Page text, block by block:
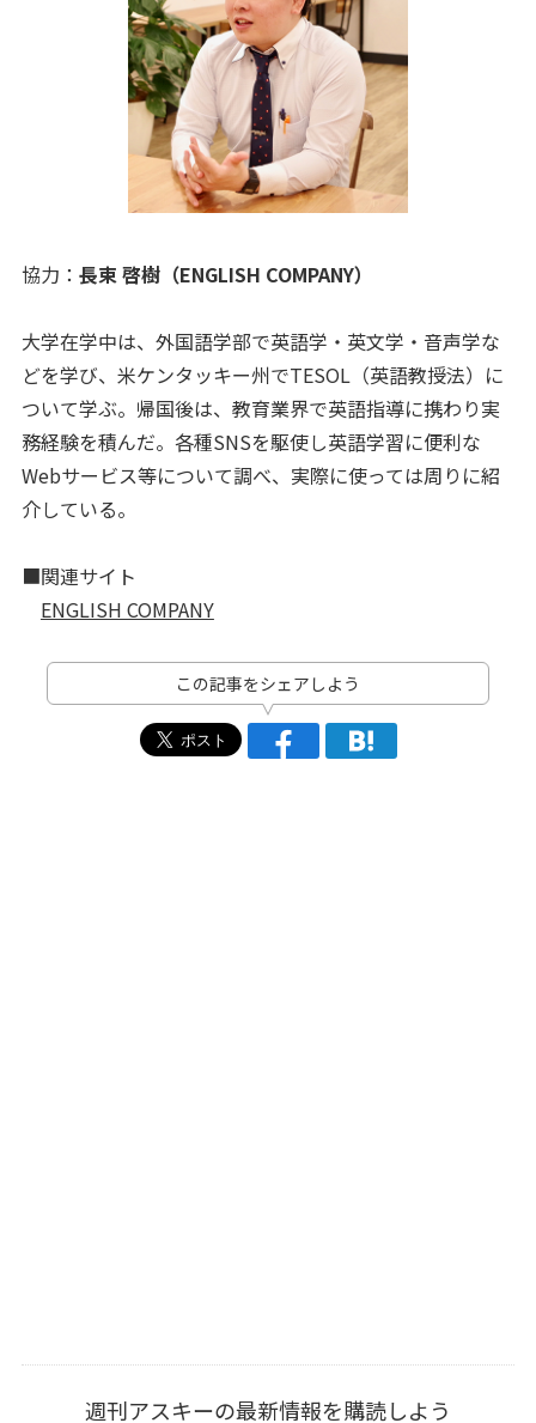
協力： 長束 啓樹（ENGLISH COMPANY）
大学在学中は、外国語学部で英語学・英文学・音声学な
どを学び、米ケンタッキー州でTESOL（英語教授法）に
ついて学ぶ。帰国後は、教育業界で英語指導に携わり実
務経験を積んだ。各種SNSを駆使し英語学習に便利な
Webサービス等について調べ、実際に使っては周りに紹
介している。
■関連サイト
ENGLISH COMPANY
この記事をシェアしよう
週刊アスキーの最新情報を購読しよう